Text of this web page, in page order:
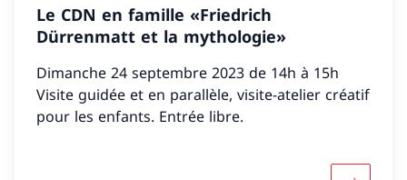
Le CDN en famille «Friedrich
Dürrenmatt et la mythologie»
Dimanche 24 septembre 2023 de 14h à 15h
Visite guidée et en parallèle, visite-atelier créatif
pour les enfants. Entrée libre.